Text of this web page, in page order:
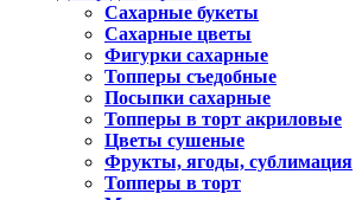
Сахарные букеты
Сахарные цветы
Фигурки сахарные
Топперы съедобные
Посыпки сахарные
Топперы в торт акриловые
Цветы сушеные
Фрукты, ягоды, сублимация
Топперы в торт